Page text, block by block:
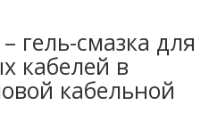
гель-смазка для
кабелей в
кабельной